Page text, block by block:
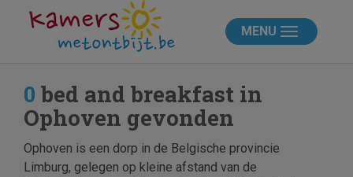
MENU
0 bed and breakfast in
Ophoven gevonden
Ophoven is een dorp in de Belgische provincie
Limburg, gelegen op kleine afstand van de